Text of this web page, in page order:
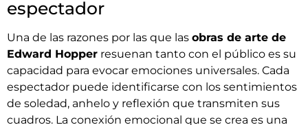
espectador
Una de las razones por las que las obras de arte de
Edward Hopper resuenan tanto con el público es su
capacidad para evocar emociones universales. Cada
espectador puede identificarse con los sentimientos
de soledad, anhelo y reflexión que transmiten sus
cuadros. La conexión emocional que se crea es una